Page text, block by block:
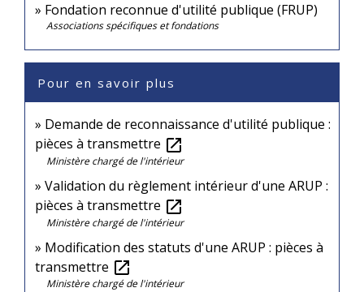
Fondation reconnue d'utilité publique (FRUP)
Associations spécifiques et fondations
Pour en savoir plus
Demande de reconnaissance d'utilité publique :
pièces à transmettre open_in_new
Ministère chargé de l'intérieur
Validation du règlement intérieur d'une ARUP :
pièces à transmettre open_in_new
Ministère chargé de l'intérieur
Modification des statuts d'une ARUP : pièces à
transmettre open_in_new
Ministère chargé de l'intérieur